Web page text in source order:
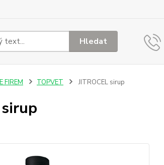
Hledat
FIREM TOPVET JITROCEL sirup